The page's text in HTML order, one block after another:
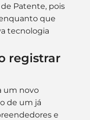
Patente, pois
que
tecnologia
registrar
um novo
de um já
e